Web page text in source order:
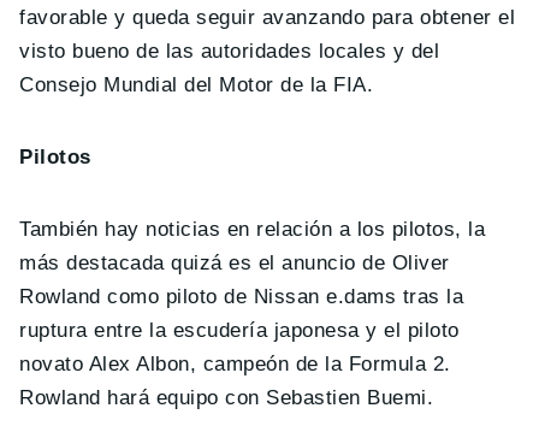
favorable y queda seguir avanzando para obtener el
visto bueno de las autoridades locales y del
Consejo Mundial del Motor de la FIA.
Pilotos
También hay noticias en relación a los pilotos, la
más destacada quizá es el anuncio de Oliver
Rowland como piloto de Nissan e.dams tras la
ruptura entre la escudería japonesa y el piloto
novato Alex Albon, campeón de la Formula 2.
Rowland hará equipo con Sebastien Buemi.